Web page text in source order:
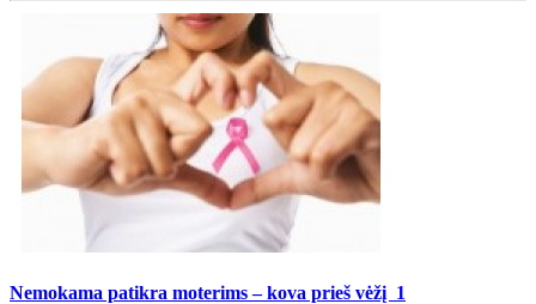
Nemokama patikra moterims – kova prieš vėžį 1